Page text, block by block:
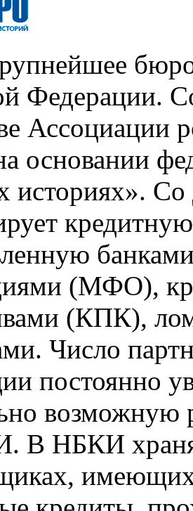
Федерации.
Ассоциации
основании
историях».
(МФО),
(КПК),
Число
постоянно
возможную
В НБКИ